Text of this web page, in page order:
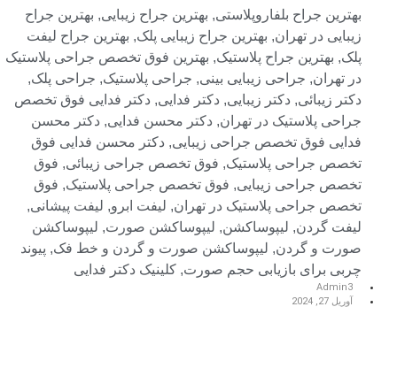
بهترین جراح بلفاروپلاستی,بهترین جراح زیبایی,بهترین جراح
زیبایی در تهران بهترین جراح زیبایی پلک,بهترین جراح لیفت
پلک,بهترین جراح پلاستیک,بهترین فوق تخصص جراحی پلاستیک
در تهران جراحی زیبایی بینی,جراحی پلاستیک,جراحی پلک,
دکتر زیبائی,دکتر زیبایی,دکتر فدایی ,دکتر فدایی فوق تخصص
جراحی پلاستیک در تهران دکتر محسن فدایی ,دکتر محسن
فدایی فوق تخصص جراحی زیبایی,دکتر محسن فدایی فوق
تخصص جراحی پلاستیک,فوق تخصص جراحی زیبائی,فوق
تخصص جراحی زیبایی,فوق تخصص جراحی پلاستیک,فوق
تخصص جراحی پلاستیک در تهران لیفت ابرو , لیفت پیشانی,
لیفت گردن ,لیپوساکشن,لیپوساکشن صورت ,لیپوساکشن
صورت و گردن ,لیپوساکشن صورت و گردن و خط فک,پیوند
چربی برای بازیابی حجم صورت ,کلینیک دکتر فدایی
Admin3
آوریل 27, 2024